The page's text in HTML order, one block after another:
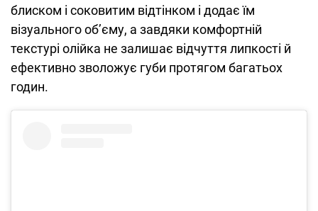
блиском і соковитим відтінком і додає їм
візуального обʼєму, а завдяки комфортній
текстурі олійка не залишає відчуття липкості й
ефективно зволожує губи протягом багатьох
годин.